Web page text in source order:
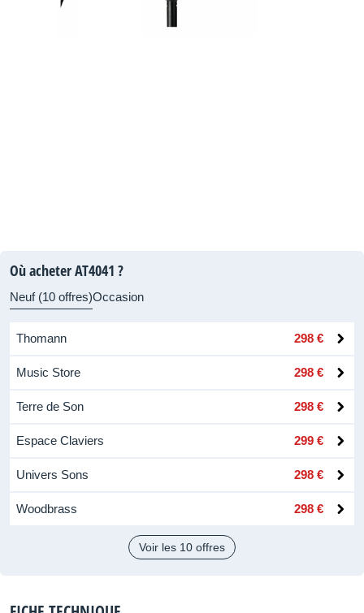
Où acheter AT4041 ?
Neuf (10 offres)Occasion
Thomann 298 €
Music Store 298 €
Terre de Son 298 €
Espace Claviers 299 €
Univers Sons 298 €
Woodbrass 298 €
Voir les 10 offres